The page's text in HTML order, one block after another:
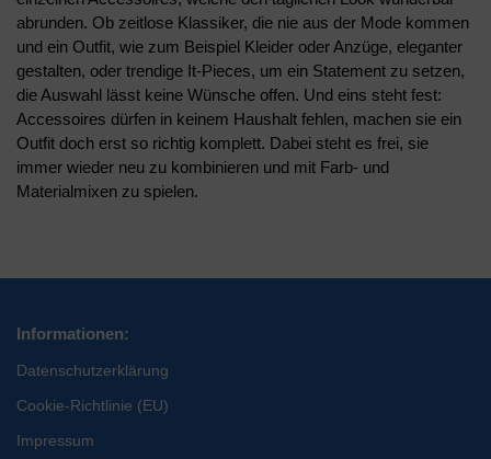
abrunden. Ob zeitlose Klassiker, die nie aus der Mode kommen
und ein Outfit, wie zum Beispiel Kleider oder Anzüge, eleganter
gestalten, oder trendige It-Pieces, um ein Statement zu setzen,
die Auswahl lässt keine Wünsche offen. Und eins steht fest:
Accessoires dürfen in keinem Haushalt fehlen, machen sie ein
Outfit doch erst so richtig komplett. Dabei steht es frei, sie
immer wieder neu zu kombinieren und mit Farb- und
Materialmixen zu spielen.
Informationen:
Datenschutzerklärung
Cookie-Richtlinie (EU)
Impressum